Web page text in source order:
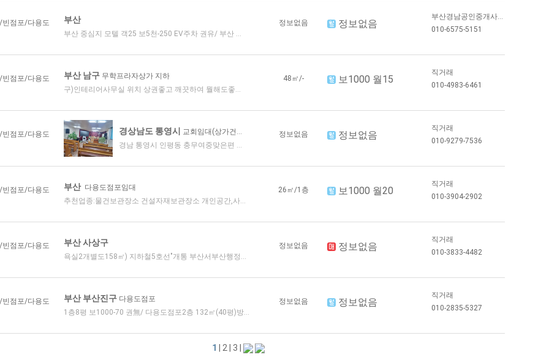
빈점포/다용도 부산
부산 중심지 모텔 객25 보5천-250 EV주차 권유/ 부산 ...
정보없음 정보없음
부산경남공인중개사...
010-6575-5151
빈점포/다용도 부산 남구 무학프라자상가 지하
구)인테리어사무실 위치 상권좋고 깨끗하여 뭘해도좋...
48㎡/- 보1000 월15
직거래
010-4983-6461
빈점포/다용도 경상남도 통영시
교회임대(상가건...
경남 통영시 인평동 충무여중맞은편 ...
정보없음 정보없음
직거래
010-9279-7536
빈점포/다용도 부산 다용도점포임대
추천업종:물건보관장소 건설자재보관장소 개인공간,사...
26㎡/1층 보1000 월20
직거래
010-3904-2902
빈점포/다용도 부산 사상구
욕실2개별도158㎡) 지하철5호선"개통 부산서부산행정...
정보없음 정보없음
직거래
010-3833-4482
빈점포/다용도 부산 부산진구 다용도점포
1층8평 보1000-70 권無/ 다용도점포2층 132㎡(40평)방...
정보없음 정보없음
직거래
010-2835-5327
1 2 3